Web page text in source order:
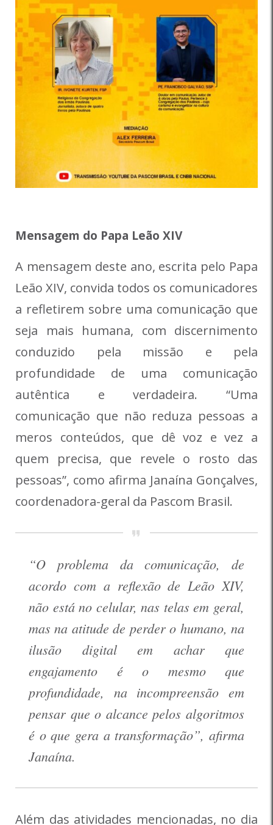
Mensagem do Papa Leão XIV
A mensagem deste ano, escrita pelo Papa
Leão XIV, convida todos os comunicadores
a refletirem sobre uma comunicação que
seja mais humana, com discernimento
conduzido pela missão e pela
profundidade de uma comunicação
autêntica e verdadeira. “Uma
comunicação que não reduza pessoas a
meros conteúdos, que dê voz e vez a
quem precisa, que revele o rosto das
pessoas”, como afirma Janaína Gonçalves,
coordenadora-geral da Pascom Brasil.
“O problema da comunicação, de
acordo com a reflexão de Leão XIV,
não está no celular, nas telas em geral,
mas na atitude de perder o humano, na
ilusão digital em achar que
engajamento é o mesmo que
profundidade, na incompreensão em
pensar que o alcance pelos algoritmos
é o que gera a transformação”, afirma
Janaína.
Além das atividades mencionadas, no dia